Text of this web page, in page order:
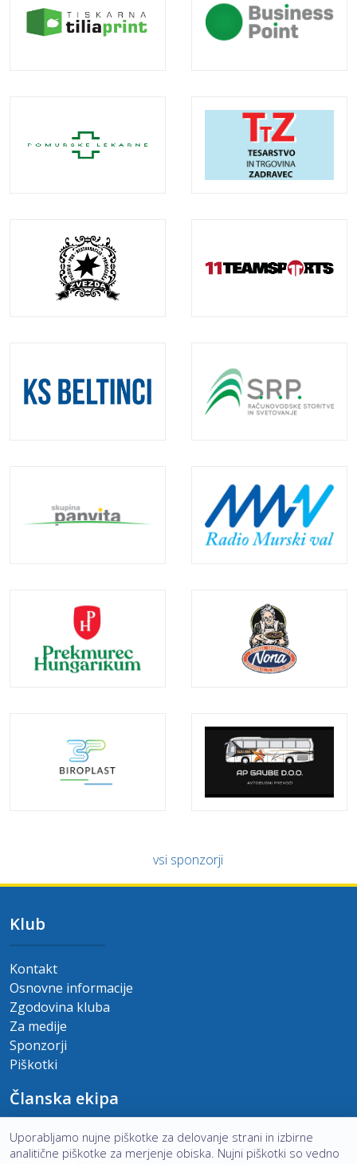
vsi sponzorji
Uporabljamo nujne piškotke za delovanje strani in izbirne
analitične piškotke za merjenje obiska. Nujni piškotki so vedno
Klub
Kontakt
Osnovne informacije
Zgodovina kluba
Za medije
Sponzorji
Piškotki
Članska ekipa
Druga liga